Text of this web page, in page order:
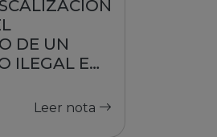
DE UN
ILEGAL EN
Leer nota